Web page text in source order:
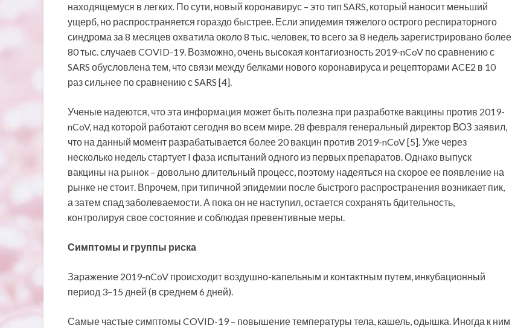
находящемуся в легких. По сути, новый коронавирус – это тип SARS, который наносит меньший
ущерб, но распространяется гораздо быстрее. Если эпидемия тяжелого острого респираторного
синдрома за 8 месяцев охватила около 8 тыс. человек, то всего за 8 недель зарегистрировано более
80 тыс. случаев COVID-19. Возможно, очень высокая контагиозность 2019-nCoV по сравнению с
SARS обусловлена тем, что связи между белками нового коронавируса и рецепторами ACE2 в 10
раз сильнее по сравнению с SARS [4].
Ученые надеются, что эта информация может быть полезна при разработке вакцины против 2019-
nCoV, над которой работают сегодня во всем мире. 28 февраля генеральный директор ВОЗ заявил,
что на данный момент разрабатывается более 20 вакцин против 2019-nCoV [5]. Уже через
несколько недель стартует I фаза испытаний одного из первых препаратов. Однако выпуск
вакцины на рынок – довольно длительный процесс, поэтому надеяться на скорое ее появление на
рынке не стоит. Впрочем, при типичной эпидемии после быстрого распространения возникает пик,
а затем спад заболеваемости. А пока он не наступил, остается сохранять бдительность,
контролируя свое состояние и соблюдая превентивные меры.
Симптомы и группы риска
Заражение 2019-nCoV происходит воздушно-капельным и контактным путем, инкубационный
период 3–15 дней (в среднем 6 дней).
Самые частые симптомы COVID-19 – повышение температуры тела, кашель, одышка. Иногда к ним